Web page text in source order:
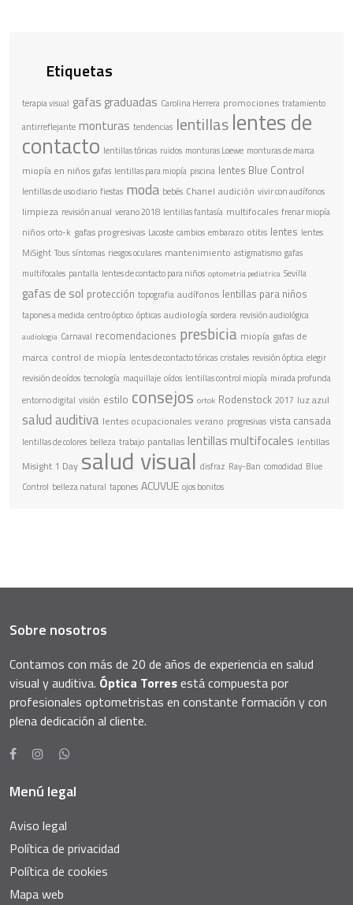
Etiquetas
terapia visual gafas graduadas Carolina Herrera promociones tratamiento
antirreflejante monturas tendencias lentillaslentes de
contacto lentillas tóricas ruidos monturas Loewe monturas de marca
miopía en niños gafas lentillas para miopía piscina lentes Blue Control
lentillas de uso diario fiestas moda bebés Chanel audición vivir con audífonos
limpieza revisión anual verano 2018 lentillas fantasía multifocales frenar miopía
niños orto-k gafas progresivas Lacoste cambios embarazo otitis lentes lentes
MiSight Tous síntomas riesgos oculares mantenimiento astigmatismo gafas
multifocales pantalla lentes de contacto para niños optometria pediatrica Sevilla
gafas de sol protección topografia audífonos lentillas para niños
tapones a medida centro óptico ópticas audiología sordera revisión audiológica
audiologia Carnaval recomendaciones presbicia miopía gafas de
marca control de miopía lentes de contacto tóricas cristales revisión óptica elegir
revisión de oídos tecnología maquillaje oídos lentillas control miopía mirada profunda
entorno digital visión estilo consejos ortok Rodenstock 2017 luz azul
salud auditiva lentes ocupacionales verano progresivas vista cansada
lentillas de colores belleza trabajo pantallas lentillas multifocales lentillas
Misight 1 Day salud visual disfraz Ray-Ban comodidad Blue
Control belleza natural tapones ACUVUE ojos bonitos
Sobre nosotros
Contamos con más de 20 de años de experiencia en salud
visual y auditiva. Óptica Torresestá compuesta por
profesionales optometristas en constante formación y con
plena dedicación al cliente.
Menú legal
Aviso legal
Política de privacidad
Política de cookies
Mapa web